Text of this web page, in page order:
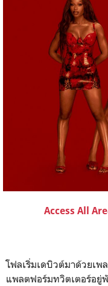
Access All
โฟลเริ่มเดบิวต์มาด้วยเ
แพลตฟอร์มทวิตเตอร์อ